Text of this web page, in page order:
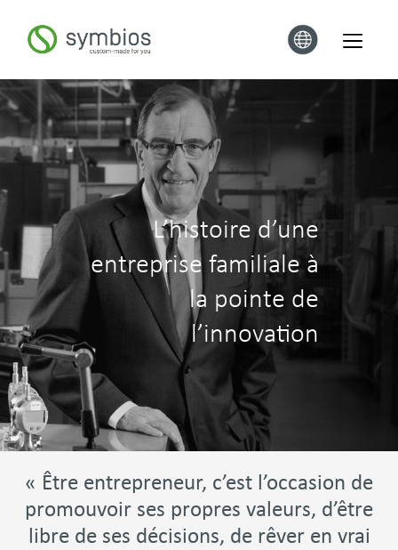
L’histoire d’une
entreprise familiale à
la pointe de
l’innovation
« Être entrepreneur, c’est l’occasion de
promouvoir ses propres valeurs, d’être
libre de ses décisions, de rêver en vrai